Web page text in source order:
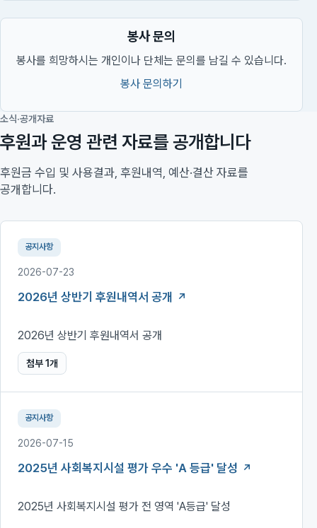
봉사 문의
봉사를 희망하시는 개인이나 단체는 문의를 남길 수 있습니다.
봉사 문의하기
소식·공개자료
후원과 운영 관련 자료를 공개합니다
후원금 수입 및 사용결과, 후원내역, 예산·결산 자료를
공개합니다.
공지사항
2026-07-23
2026년 상반기 후원내역서 공개
2026년 상반기 후원내역서 공개
첨부1개
공지사항
2026-07-15
2025년 사회복지시설 평가 우수 'A 등급' 달성
2025년 사회복지시설 평가 전 영역 'A등급' 달성